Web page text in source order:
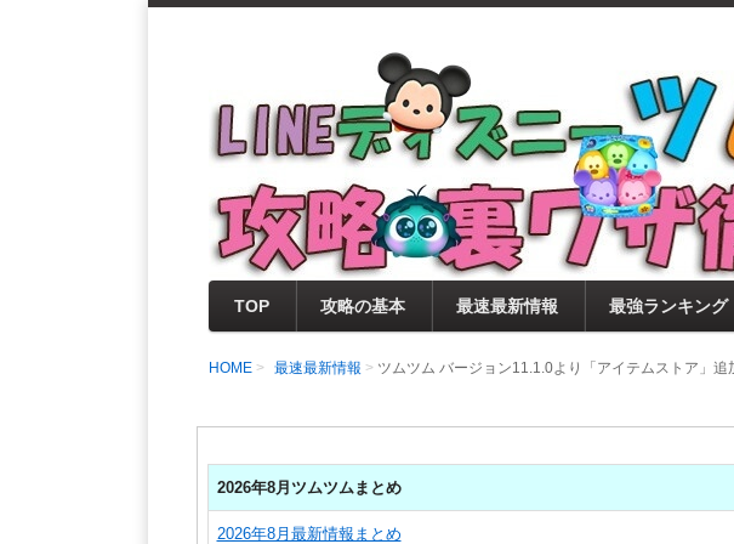
LINEディズニー ツムツム攻略・
支持率No1！痒いところに手が届くツムツム攻略サイト！新
セレクト情報をいち早く提供するとともに、ビンゴ・キャラ
0％楽しめるサイトを目指しています。
TOP 攻略の基本 最速最新情報 最強ランキング
HOME 最速最新情報 ツムツム バージョン11.1.0より「アイテムストア」
2026年8月ツムツムまとめ
2026年8月最新情報まとめ